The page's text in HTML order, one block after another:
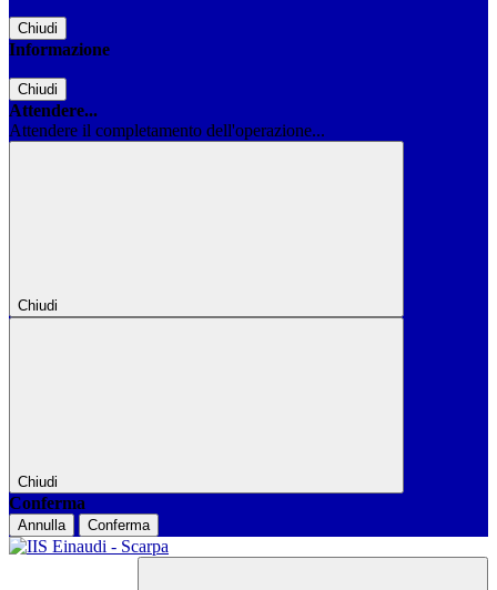
Chiudi
Informazione
Chiudi
Attendere...
Attendere il completamento dell'operazione...
Chiudi
Chiudi
Conferma
Annulla Conferma